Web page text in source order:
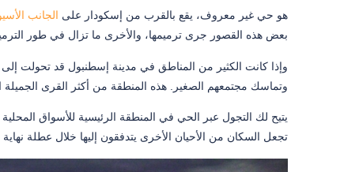
هو حي غير معروف، يقع بالقرب من إسكودار على الجانب
بعض هذه القصور جرى ترميمها، والأخرى ما تزال في طور
وإذا كانت الكثير من المناطق في مدينة إسطنبول قد تحولت
وتماسك مجتمعهم الصغير. هذه المنطقة من أكثر القرى
يتيح لك التجول عبر الحي في المنطقة الرئيسية للأسواق
تجعل السكان من الأحيان الأخرى يتدفقون إليها خلال عطلة نهاية